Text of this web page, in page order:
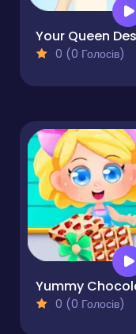
0 (0 Голосів)
0 (0 Голосів)